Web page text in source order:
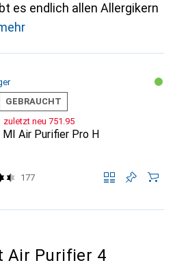
es endlich allen Allergikern
GEBRAUCHT
zuletzt neu CHF
751.95
MI Air Purifier Pro H
177
Air Purifier 4